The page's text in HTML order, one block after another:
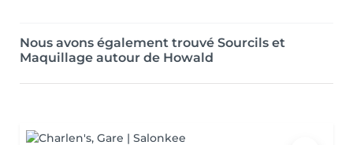
Nous avons également trouvé Sourcils et
Maquillage autour de Howald